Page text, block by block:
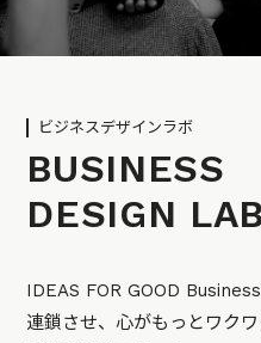
ビジネスデザインラボ
BUSINESS
DESIGN LAB
IDEAS FOR GOOD
連鎖させ、心がもっとワク